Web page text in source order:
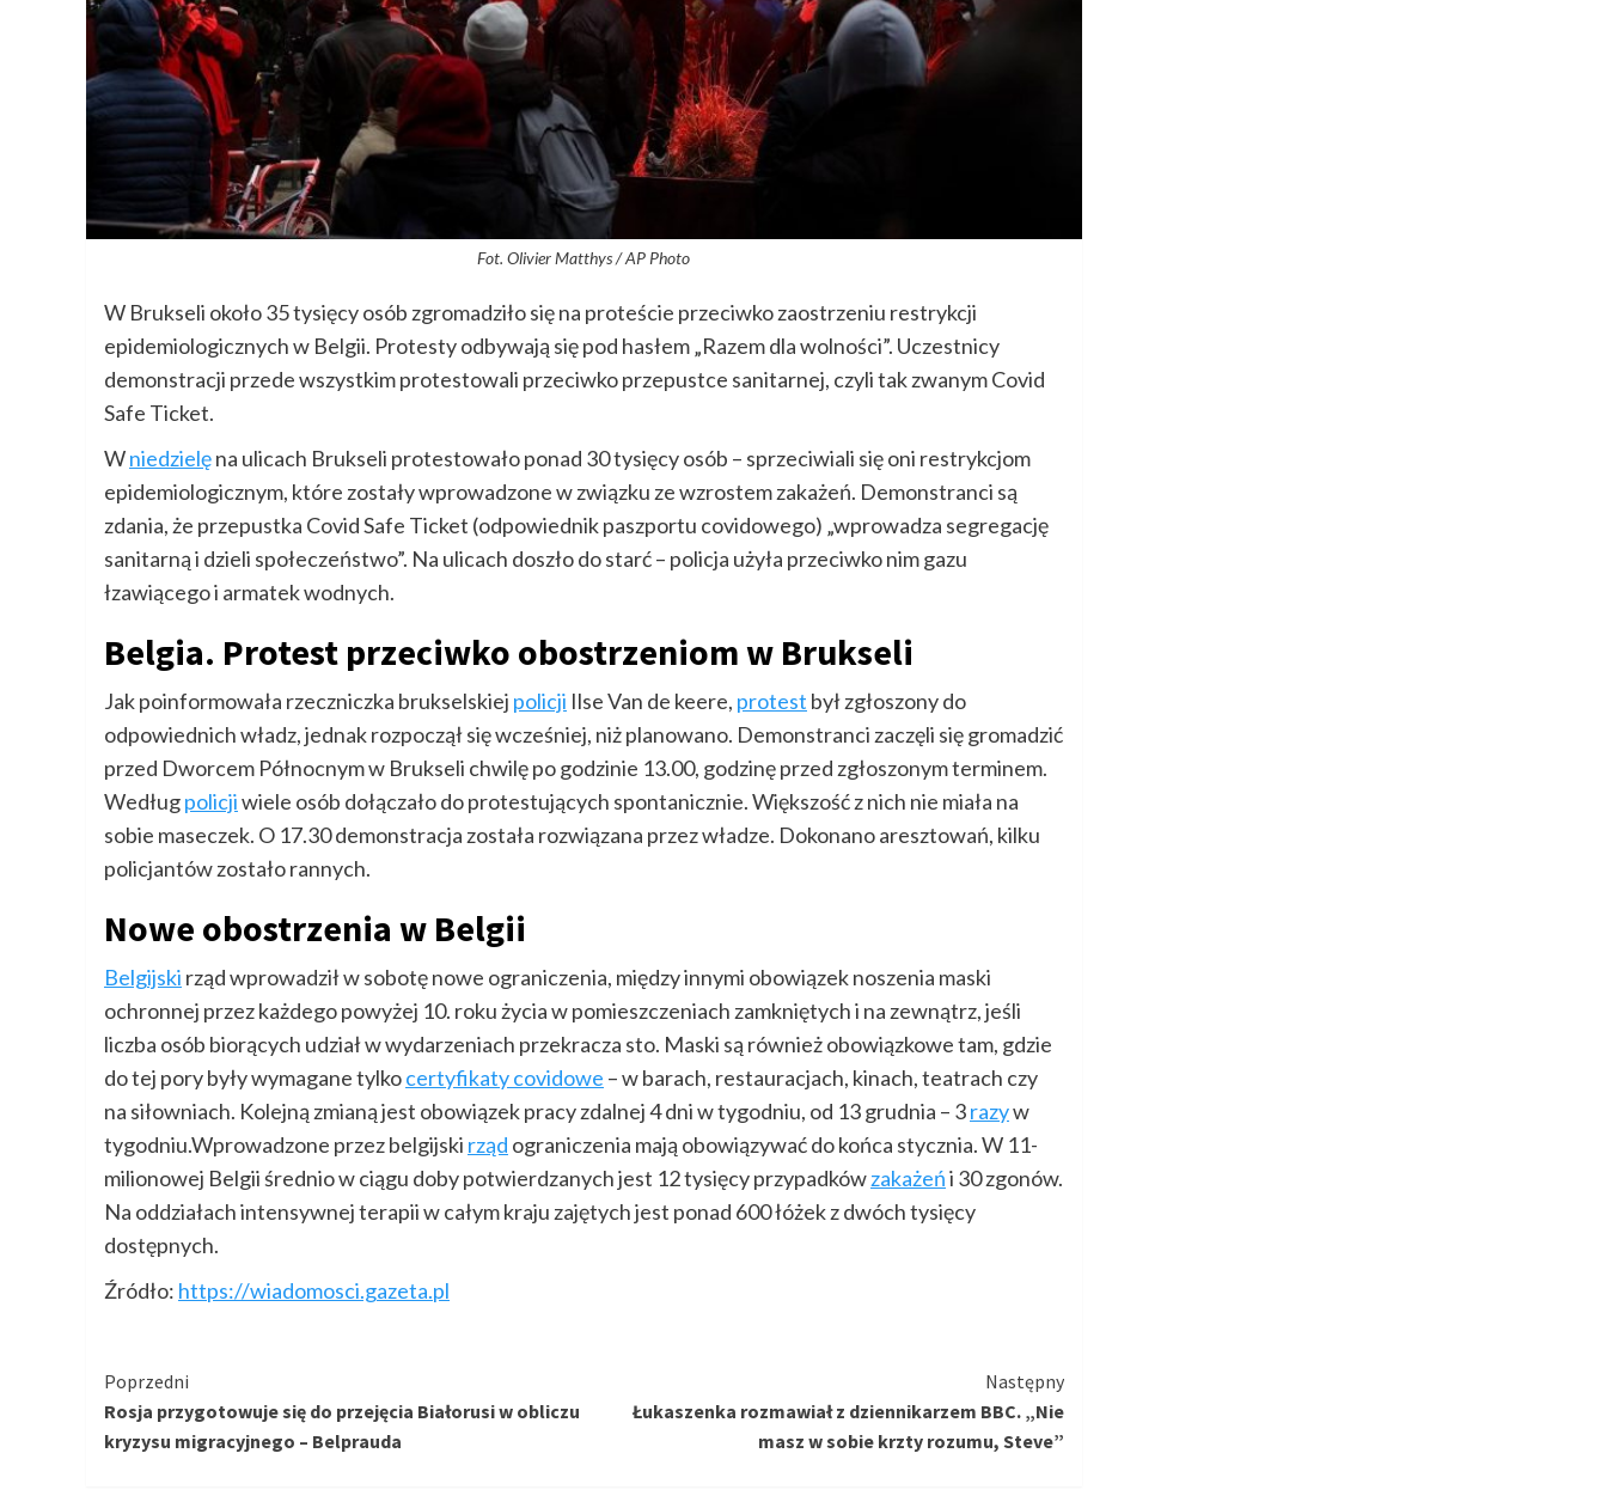
Fot. Olivier Matthys / AP Photo
W Brukseli około 35 tysięcy osób zgromadziło się na proteście przeciwko zaostrzeniu restrykcji
epidemiologicznych w Belgii. Protesty odbywają się pod hasłem „Razem dla wolności”. Uczestnicy
demonstracji przede wszystkim protestowali przeciwko przepustce sanitarnej, czyli tak zwanym Covid
Safe Ticket.
Wniedzielęna ulicach Brukseli protestowało ponad 30 tysięcy osób – sprzeciwiali się oni restrykcjom
epidemiologicznym, które zostały wprowadzone w związku ze wzrostem zakażeń. Demonstranci są
zdania, że przepustka Covid Safe Ticket (odpowiednik paszportu covidowego) „wprowadza segregację
sanitarną i dzieli społeczeństwo”. Na ulicach doszło do starć – policja użyła przeciwko nim gazu
łzawiącego i armatek wodnych.
Belgia. Protest przeciwko obostrzeniom w Brukseli
Jak poinformowała rzeczniczka brukselskiej policji Ilse Van de keere, protest był zgłoszony do
odpowiednich władz, jednak rozpoczął się wcześniej, niż planowano. Demonstranci zaczęli się gromadzić
przed Dworcem Północnym w Brukseli chwilę po godzinie 13.00, godzinę przed zgłoszonym terminem.
Wedługpolicjiwiele osób dołączało do protestujących spontanicznie. Większość z nich nie miała na
sobie maseczek. O 17.30 demonstracja została rozwiązana przez władze. Dokonano aresztowań, kilku
policjantów zostało rannych.
Nowe obostrzenia w Belgii
Belgijski rząd wprowadził w sobotę nowe ograniczenia, między innymi obowiązek noszenia maski
ochronnej przez każdego powyżej 10. roku życia w pomieszczeniach zamkniętych i na zewnątrz, jeśli
liczba osób biorących udział w wydarzeniach przekracza sto. Maski są również obowiązkowe tam, gdzie
do tej pory były wymagane tylkocertyfikaty covidowe – w barach, restauracjach, kinach, teatrach czy
na siłowniach. Kolejną zmianą jest obowiązek pracy zdalnej 4 dni w tygodniu, od 13 grudnia – 3razyw
tygodniu.Wprowadzone przez belgijski rząd ograniczenia mają obowiązywać do końca stycznia. W 11-
milionowej Belgii średnio w ciągu doby potwierdzanych jest 12 tysięcy przypadkówzakażeńi 30 zgonów.
Na oddziałach intensywnej terapii w całym kraju zajętych jest ponad 600 łóżek z dwóch tysięcy
dostępnych.
Źródło: https://wiadomosci.gazeta.pl
Kontynuuj
czytanie
Poprzedni
Rosja przygotowuje się do przejęcia Białorusi w obliczu
kryzysu migracyjnego – Belprauda
Następny
Łukaszenka rozmawiał z dziennikarzem BBC. „Nie
masz w sobie krzty rozumu, Steve”